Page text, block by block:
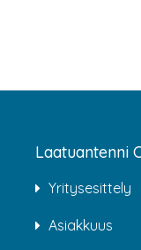
Laatuantenni
Yritysesittely
Asiakkuus